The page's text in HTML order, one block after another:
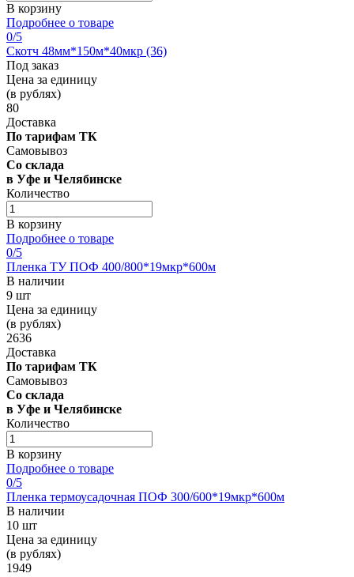
В корзину
Подробнее о товаре
0/5
Скотч 48мм*150м*40мкр (36)
Под заказ
Цена за единицу
(в рублях)
80
Доставка
По тарифам ТК
Самовывоз
Со склада
в Уфе и Челябинске
Количество
В корзину
Подробнее о товаре
0/5
Пленка ТУ ПОФ 400/800*19мкр*600м
В наличии
9 шт
Цена за единицу
(в рублях)
2636
Доставка
По тарифам ТК
Самовывоз
Со склада
в Уфе и Челябинске
Количество
В корзину
Подробнее о товаре
0/5
Пленка термоусадочная ПОФ 300/600*19мкр*600м
В наличии
10 шт
Цена за единицу
(в рублях)
1949